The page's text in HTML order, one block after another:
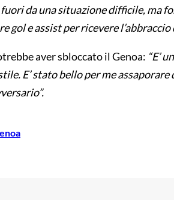
da una situazione difficile, ma
gol e assist per ricevere l’abbraccio
aver sbloccato il Genoa: “E’
E’ stato bello per me